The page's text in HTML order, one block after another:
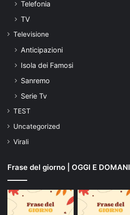
Telefonia
TV
Televisione
Anticipazioni
Isola dei Famosi
Sanremo
Serie Tv
TEST
Uncategorized
Virali
Frase del giorno | OGGI E DOMANI